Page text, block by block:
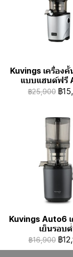
Kuvings เครื่อง
แบบแฮนด์ฟรี
฿25,900 ฿
Kuvings Auto6
เย็นรอบ
฿16,900 ฿